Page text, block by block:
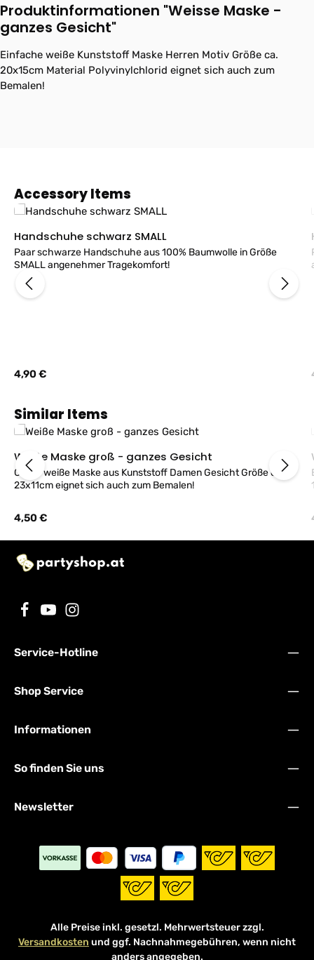
Produktinformationen "Weisse Maske -
ganzes Gesicht"
Einfache weiße Kunststoff Maske Herren Motiv Größe ca.
20x15cm Material Polyvinylchlorid eignet sich auch zum
Bemalen!
Produktgalerie überspringen
Accessory Items
Handschuhe schwarz SMALL
Paar schwarze Handschuhe aus 100% Baumwolle in Größe
SMALL angenehmer Tragekomfort!
Regulärer Preis:
4,90 €
Produktgalerie überspringen
Similar Items
Weiße Maske groß - ganzes Gesicht
Große weiße Maske aus Kunststoff Damen Gesicht Größe ca.
23x11cm eignet sich auch zum Bemalen!
Regulärer Preis:
4,50 €
Service-Hotline
Shop Service
Informationen
So finden Sie uns
Newsletter
Alle Preise inkl. gesetzl. Mehrwertsteuer zzgl.
Versandkosten und ggf. Nachnahmegebühren, wenn nicht
anders angegeben.